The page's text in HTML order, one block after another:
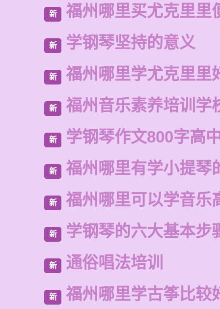
新 福州哪里买尤克里里
新 学钢琴坚持的意义
新 福州哪里学尤克里里
新 福州音乐素养培训学
新 学钢琴作文800字高
新 福州哪里有学小提琴
新 福州哪里可以学音乐
新 学钢琴的六大基本步
新 通俗唱法培训
新 福州哪里学古筝比较